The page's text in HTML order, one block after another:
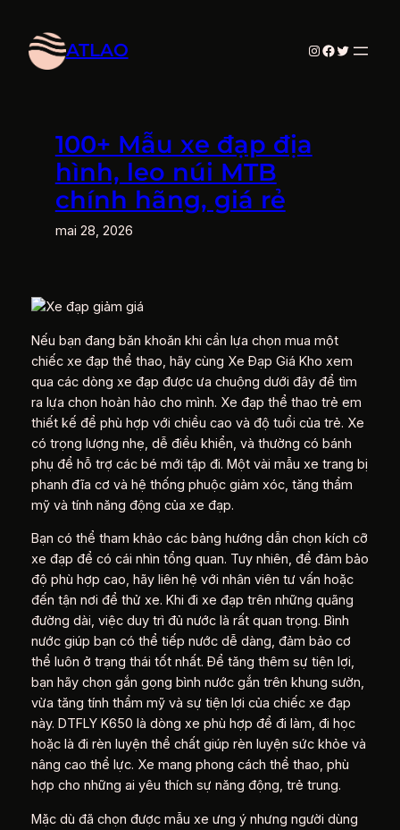
contenu
ATLAO Instagram
Facebook
Twitter
100+ Mẫu xe đạp địa
hình, leo núi MTB
chính hãng, giá rẻ
mai 28, 2026
Nếu bạn đang băn khoăn khi cần lựa chọn mua một
chiếc xe đạp thể thao, hãy cùng Xe Đạp Giá Kho xem
qua các dòng xe đạp được ưa chuộng dưới đây để tìm
ra lựa chọn hoàn hảo cho mình. Xe đạp thể thao trẻ em
thiết kế để phù hợp với chiều cao và độ tuổi của trẻ. Xe
có trọng lượng nhẹ, dễ điều khiển, và thường có bánh
phụ để hỗ trợ các bé mới tập đi. Một vài mẫu xe trang bị
phanh đĩa cơ và hệ thống phuộc giảm xóc, tăng thẩm
mỹ và tính năng động của xe đạp.
Bạn có thể tham khảo các bảng hướng dẫn chọn kích cỡ
xe đạp để có cái nhìn tổng quan. Tuy nhiên, để đảm bảo
độ phù hợp cao, hãy liên hệ với nhân viên tư vấn hoặc
đến tận nơi để thử xe. Khi đi xe đạp trên những quãng
đường dài, việc duy trì đủ nước là rất quan trọng. Bình
nước giúp bạn có thể tiếp nước dễ dàng, đảm bảo cơ
thể luôn ở trạng thái tốt nhất. Để tăng thêm sự tiện lợi,
bạn hãy chọn gắn gọng bình nước gắn trên khung sườn,
vừa tăng tính thẩm mỹ và sự tiện lợi của chiếc xe đạp
này. DTFLY K650 là dòng xe phù hợp để đi làm, đi học
hoặc là đi rèn luyện thể chất giúp rèn luyện sức khỏe và
nâng cao thể lực. Xe mang phong cách thể thao, phù
hợp cho những ai yêu thích sự năng động, trẻ trung.
Mặc dù đã chọn được mẫu xe ưng ý nhưng người dùng